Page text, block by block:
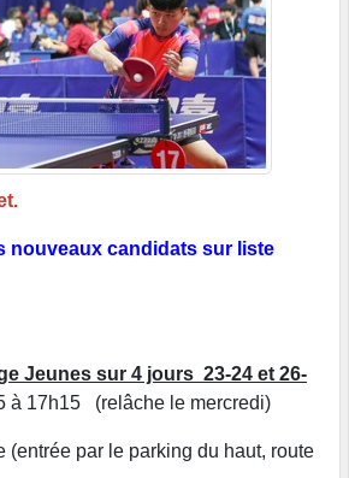
nouveaux candidats sur liste
Jeunes sur 4 jours 23-24 et 26-
à 17h15 (relâche le mercredi)
(entrée par le parking du haut, route